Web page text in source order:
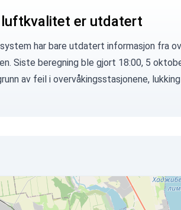
luftkvalitet er utdatert
har bare utdatert informasjon fra
Siste beregning ble gjort 18:00, 5
av feil i overvåkingsstasjonene,